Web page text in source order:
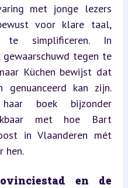
met jonge lezers
voor klare taal,
te simplificeren. In
tegen te
Küchen bewijst dat
genuanceerd kan zijn.
boek bijzonder
met hoe Bart
in Vlaanderen mét
hen.
en de